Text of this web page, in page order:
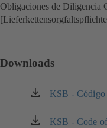
Obligaciones de Diligencia
Downloads
KSB - Código
(se
abre
en
KSB - Code
(se